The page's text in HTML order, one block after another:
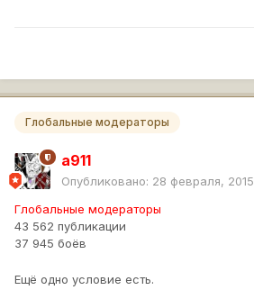
Глобальные модераторы
a911
Опубликовано: 28 февраля, 2015
Глобальные модераторы
43 562 публикации
37 945 боёв
Ещё одно условие есть.